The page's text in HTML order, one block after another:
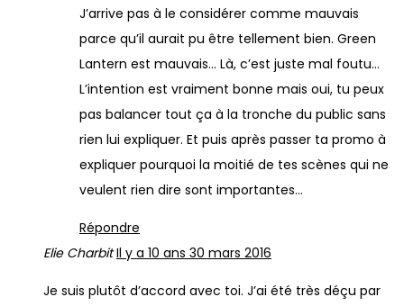
J’arrive pas à le considérer comme mauvais
parce qu’il aurait pu être tellement bien. Green
Lantern est mauvais… Là, c’est juste mal foutu…
L’intention est vraiment bonne mais oui, tu peux
pas balancer tout ça à la tronche du public sans
rien lui expliquer. Et puis après passer ta promo à
expliquer pourquoi la moitié de tes scènes qui ne
veulent rien dire sont importantes…
Répondre
Elie Charbit Il y a 10 ans 30 mars 2016
Je suis plutôt d’accord avec toi. J’ai été très déçu par